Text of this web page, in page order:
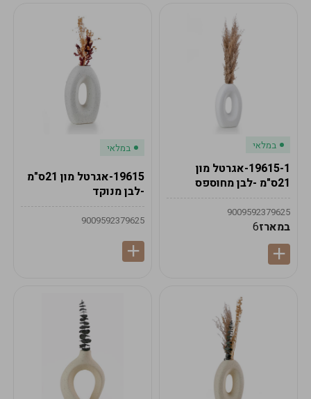
במלאי
19615-1-אגרטל מון
21ס"מ -לבן מחוספס
9009592379625
במארז6
במלאי
19615-אגרטל מון 21ס"מ
-לבן מנוקד
9009592379625